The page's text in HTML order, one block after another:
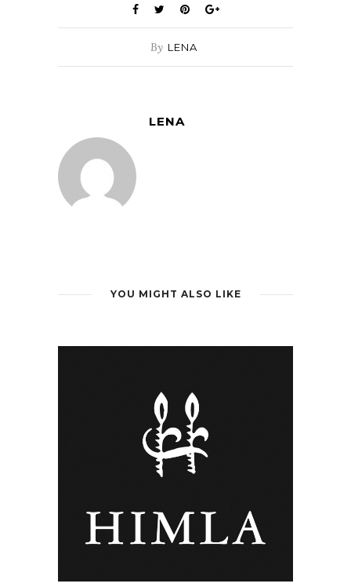
By LENA
LENA
YOU MIGHT ALSO LIKE